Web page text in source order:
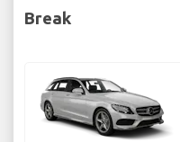
Break